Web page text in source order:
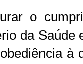
o
da Saúde
à